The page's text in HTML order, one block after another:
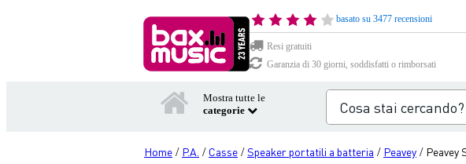
basato su 3477 recensioni
Resi gratuiti
Garanzia di 30 giorni, soddisfatti o rimborsati
Mostra tutte le
categorie
Home / P.A. / Casse /Speaker portatili a batteria / Peavey / Peavey